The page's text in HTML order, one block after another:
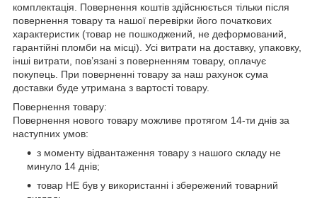
комплектація. Повернення коштів здійснюється тільки після
повернення товару та нашої перевірки його початкових
характеристик (товар не пошкоджений, не деформований,
гарантійні пломби на місці). Усі витрати на доставку, упаковку,
інші витрати, пов’язані з поверненням товару, оплачує
покупець. При поверненні товару за наш рахунок сума
доставки буде утримана з вартості товару.
Повернення товару:
Повернення нового товару можливе протягом 14-ти днів за
наступних умов:
з моменту відвантаження товару з нашого складу не
минуло 14 днів;
товар НЕ був у використанні і збережений товарний